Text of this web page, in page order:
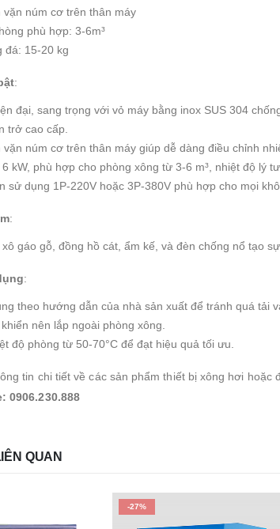
vặn núm cơ trên thân máy
phù hợp: 3-6m³
đá: 15-20 kg
:
đại, sang trọng với vỏ máy bằng inox SUS 304
trở cao cấp.
núm cơ trên thân máy giúp dễ dàng điều chỉnh
kW, phù hợp cho phòng xông từ 3-6 m³, nhiệt độ lý
sử dụng 1P-220V hoặc 3P-380V phù hợp cho mọi
:
gáo gỗ, đồng hồ cát, ẩm kế, và đèn chống nổ tạo
:
theo hướng dẫn của nhà sản xuất để tránh quá tải
nên lắp ngoài phòng xông.
độ phòng từ 50-70°C để đạt hiệu quả tối ưu.
tin chi tiết về các sản phẩm thiết bị xông hơi
0906.230.888
QUAN
-27%